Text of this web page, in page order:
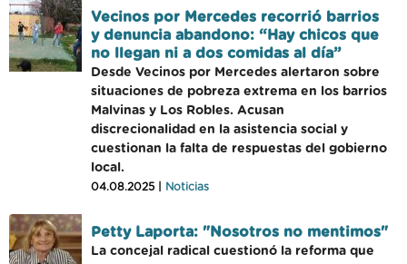
Vecinos por Mercedes recorrió barrios
y denuncia abandono: “Hay chicos que
no llegan ni a dos comidas al día”
Desde Vecinos por Mercedes alertaron sobre
situaciones de pobreza extrema en los barrios
Malvinas y Los Robles. Acusan
discrecionalidad en la asistencia social y
cuestionan la falta de respuestas del gobierno
local.
04.08.2025 | Noticias
Petty Laporta: "Nosotros no mentimos"
La concejal radical cuestionó la reforma que